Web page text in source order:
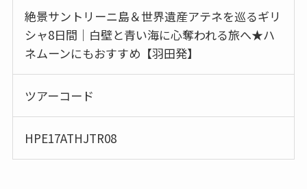
絶景サントリーニ島＆世界遺産アテネを巡るギリ
シャ8日間｜白壁と青い海に心奪われる旅へ★ハ
ネムーンにもおすすめ【羽田発】
ツアーコード
HPE17ATHJTR08